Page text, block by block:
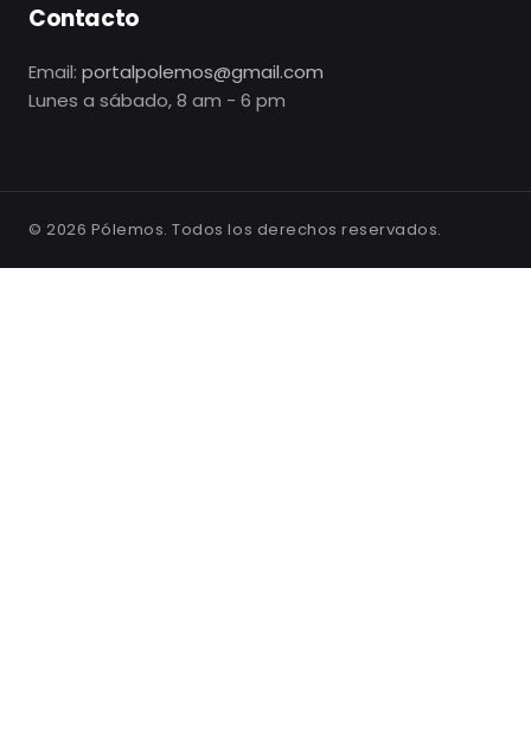
Contacto
Email: portalpolemos@gmail.com
Lunes a sábado, 8 am - 6 pm
© 2026 Pólemos. Todos los derechos reservados.